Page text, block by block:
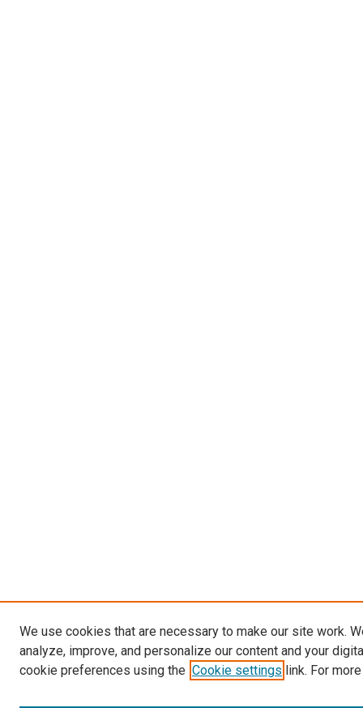
We use cookies that are necessary to make our site work.
analyze, improve, and personalize our content and your
cookie preferences using the Cookie settings link. For